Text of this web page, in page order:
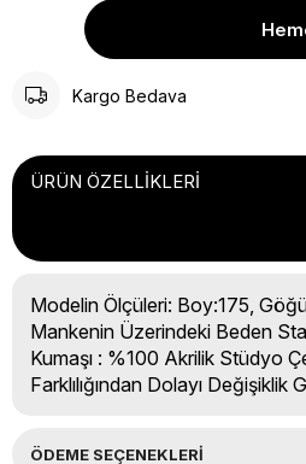
Kargo Bedava
ÜRÜN ÖZELLIKLERI
Modelin Ölçüleri: Boy:175,
Mankenin Üzerindeki Beden
Kumaşı : %100 Akrilik Stüdyo
Farklılığından Dolayı Değişiklik
ÖDEME SEÇENEKLERI